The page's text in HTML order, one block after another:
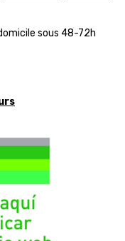
sous 48-72h